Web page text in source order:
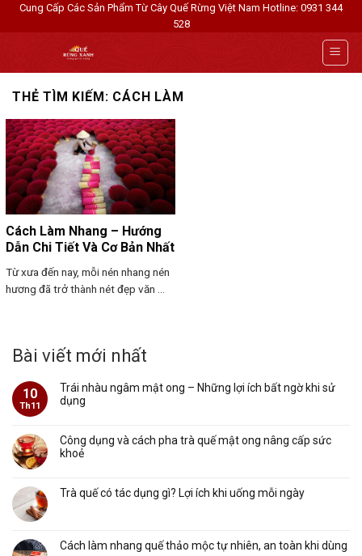
SkipCung Cấp Các Sản Phẩm Từ Cây Quế Rừng Việt Nam Hotline: 0931 344
528
THẺ TÌM KIẾM: CÁCH LÀM
Cách Làm Nhang – Hướng
Dẫn Chi Tiết Và Cơ Bản Nhất
Từ xưa đến nay, mỗi nén nhang nén
hương đã trở thành nét đẹp văn ...
Bài viết mới nhất
10
Th11
Trái nhàu ngâm mật ong – Những lợi ích bất ngờ khi sử
dụng
Công dụng và cách pha trà quế mật ong nâng cấp sức
khoẻ
Trà quế có tác dụng gì? Lợi ích khi uống mỗi ngày
Cách làm nhang quế thảo mộc tự nhiên, an toàn khi dùng